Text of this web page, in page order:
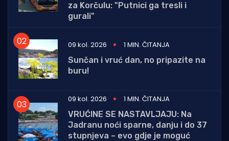
za Korčulu: "Putnici ga tresli i
gurali"
09 kol. 2026
1 MIN. ČITANJA
Sunčan i vruć dan, no pripazite na
buru!
09 kol. 2026
1 MIN. ČITANJA
VRUĆINE SE NASTAVLJAJU: Na
Jadranu noći sparne, danju i do 37
stupnjeva – evo gdje je moguć